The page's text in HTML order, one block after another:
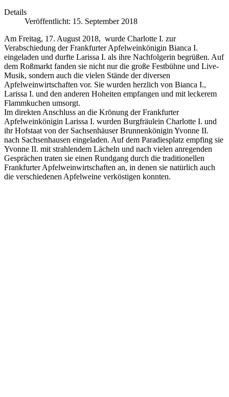
Details
Veröffentlicht: 15. September 2018
Am Freitag, 17. August 2018, wurde Charlotte I. zur
Verabschiedung der Frankfurter Apfelweinkönigin Bianca I.
eingeladen und durfte Larissa I. als ihre Nachfolgerin begrüßen. Auf
dem Roßmarkt fanden sie nicht nur die große Festbühne und Live-
Musik, sondern auch die vielen Stände der diversen
Apfelweinwirtschaften vor. Sie wurden herzlich von Bianca I.,
Larissa I. und den anderen Hoheiten empfangen und mit leckerem
Flammkuchen umsorgt.
Im direkten Anschluss an die Krönung der Frankfurter
Apfelweinkönigin Larissa I. wurden Burgfräulein Charlotte I. und
ihr Hofstaat von der Sachsenhäuser Brunnenkönigin Yvonne II.
nach Sachsenhausen eingeladen. Auf dem Paradiesplatz empfing sie
Yvonne II. mit strahlendem Lächeln und nach vielen anregenden
Gesprächen traten sie einen Rundgang durch die traditionellen
Frankfurter Apfelweinwirtschaften an, in denen sie natürlich auch
die verschiedenen Apfelweine verköstigen konnten.